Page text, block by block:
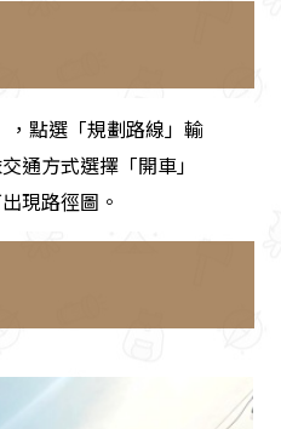
點選「規劃路線」輸
通方式選擇「開車」
現路徑圖。